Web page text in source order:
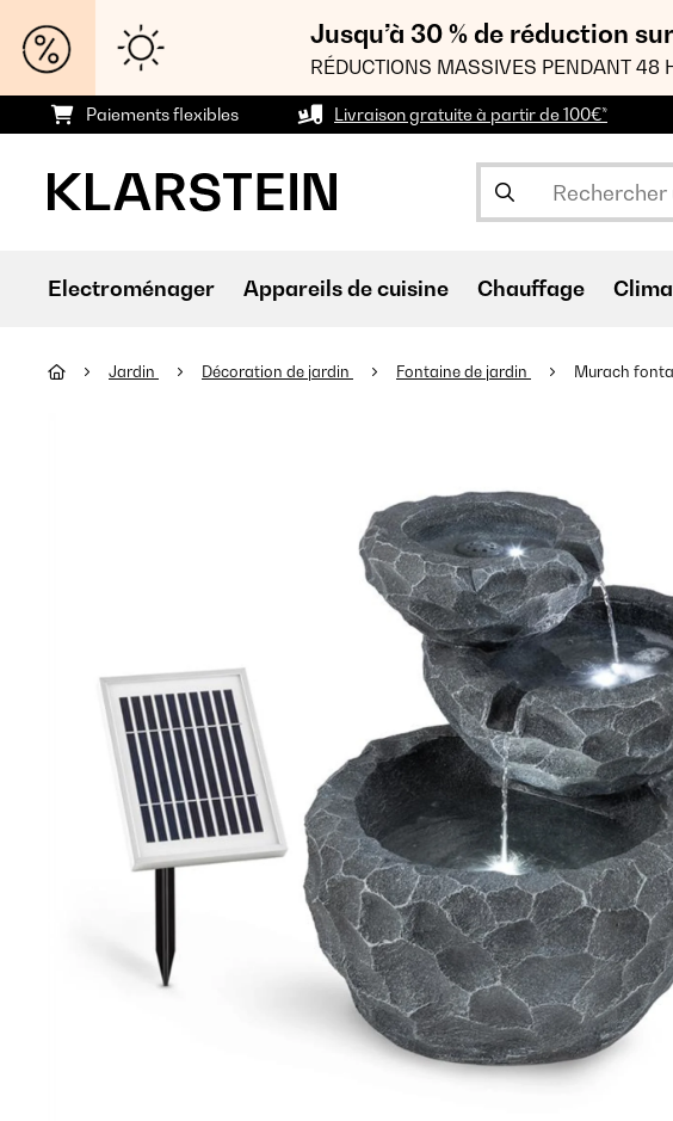
Jusqu’à 30 % de réduction
RÉDUCTIONS MASSIVES PENDANT 48
Paiements flexibles Livraison gratuite à partir de 100€*
Electroménager Appareils de cuisine Chauffage
Jardin Décoration de jardin Fontaine de jardin Murach